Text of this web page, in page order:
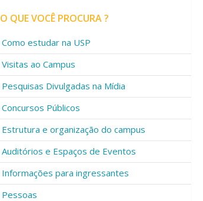
O QUE VOCÊ PROCURA ?
Como estudar na USP
Visitas ao Campus
Pesquisas Divulgadas na Mídia
Concursos Públicos
Estrutura e organização do campus
Auditórios e Espaços de Eventos
Informações para ingressantes
Pessoas